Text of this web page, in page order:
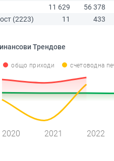
11 629
56 378
(2223)
11 433
Трендове
общо приходи счетоводна
2020 2021 2022